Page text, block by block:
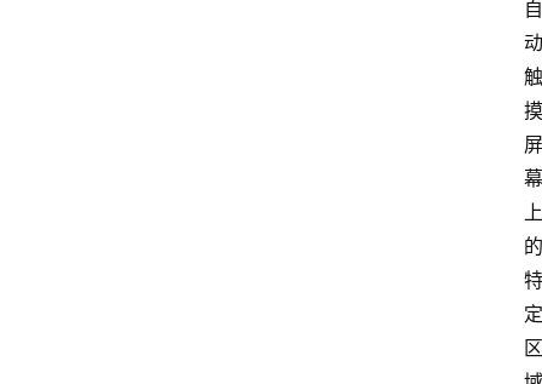
自
动
触
摸
屏
幕
上
的
特
定
区